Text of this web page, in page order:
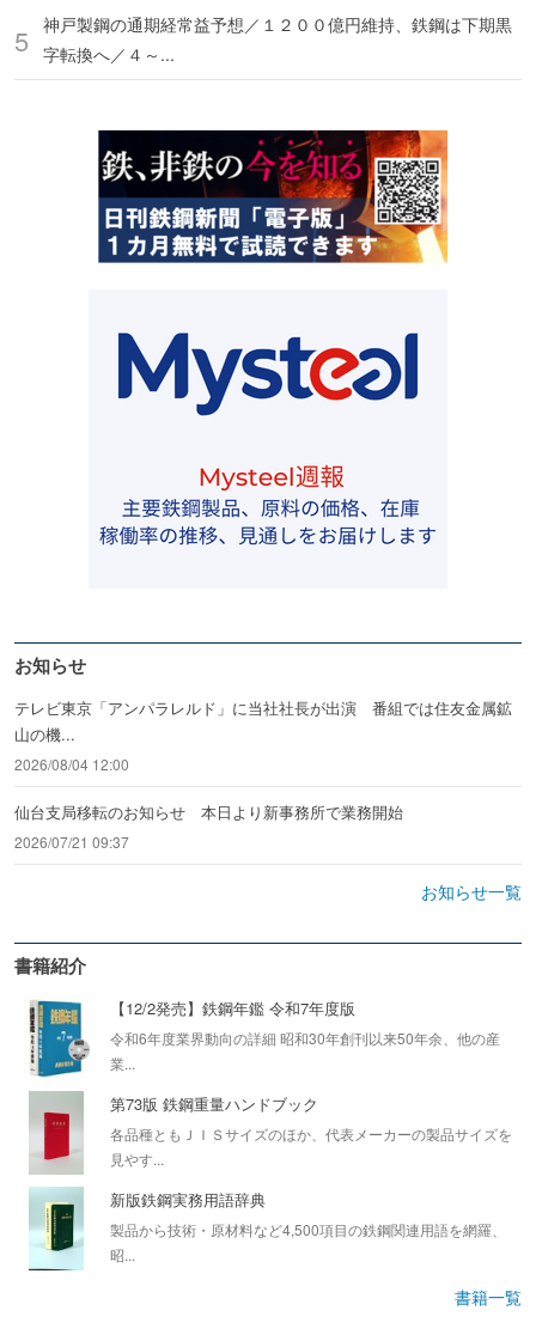
神戸製鋼の通期経常益予想／１２００億円維持、鉄鋼は下期黒
字転換へ／４～...
お知らせ
テレビ東京「アンパラレルド」に当社社長が出演 番組では住友金属鉱
山の機...
2026/08/04 12:00
仙台支局移転のお知らせ 本日より新事務所で業務開始
2026/07/21 09:37
お知らせ一覧
書籍紹介
【12/2発売】鉄鋼年鑑 令和7年度版
令和6年度業界動向の詳細 昭和30年創刊以来50年余、他の産
業...
第73版 鉄鋼重量ハンドブック
各品種ともＪＩＳサイズのほか、代表メーカーの製品サイズを
見やす...
新版鉄鋼実務用語辞典
製品から技術・原材料など4,500項目の鉄鋼関連用語を網羅、
昭...
書籍一覧